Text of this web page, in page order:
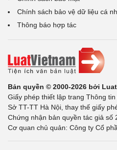
Chính sách bảo vệ dữ liệu cá
Thông báo hợp tác
Bản quyền © 2000-2026 bởi
Giấy phép thiết lập trang Thông
Sở TT-TT Hà Nội, thay thế giấy
Chứng nhận bản quyền tác giả số
Cơ quan chủ quản: Công ty Cổ